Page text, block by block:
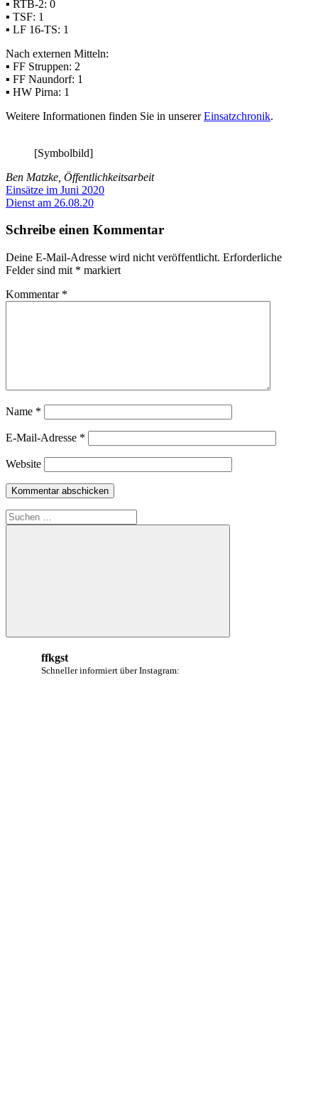
▪ RTB-2: 0
▪ TSF: 1
▪ LF 16-TS: 1
Nach externen Mitteln:
▪ FF Struppen: 2
▪ FF Naundorf: 1
▪ HW Pirna: 1
Weitere Informationen finden Sie in unsererEinsatzchronik.
[Symbolbild]
Ben Matzke, Öffentlichkeitsarbeit
Beitragsnavigation
Vorheriger
Beitrag:
Einsätze im Juni 2020
Nächster
Dienst am 26.08.20
Schreibe einen Kommentar
Deine E-Mail-Adresse wird nicht veröffentlicht. Erforderliche
Felder sind mit * markiert
Kommentar *
Name *
E-Mail-Adresse *
Website
Suchen
nach:
Suchen
ffkgst
Schneller informiert über Instagram: